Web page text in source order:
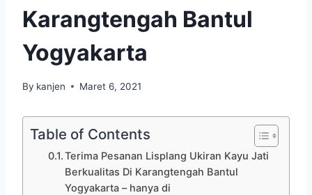
Karangtengah Bantul
Yogyakarta
By kanjen Maret 6, 2021
Table of Contents
Terima Pesanan Lisplang Ukiran Kayu Jati
Berkualitas Di Karangtengah Bantul
Yogyakarta – hanya di